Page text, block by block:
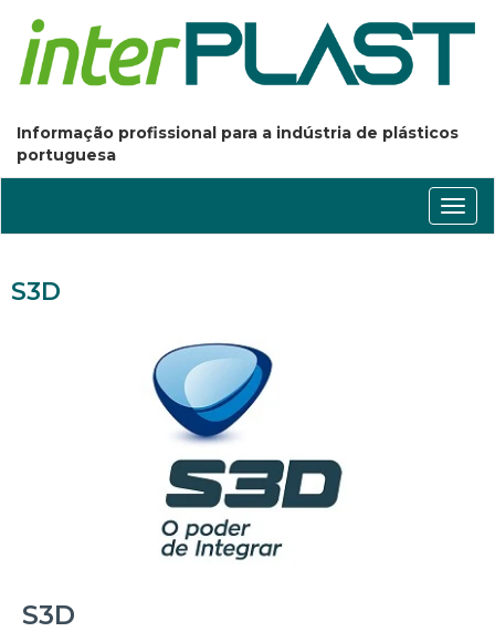
Informação profissional para a indústria de plásticos
portuguesa
S3D
S3D